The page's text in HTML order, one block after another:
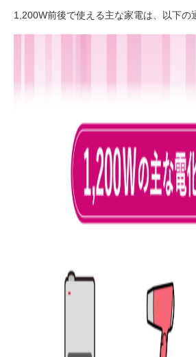
1,200W前後で使える主な家電は、以下の